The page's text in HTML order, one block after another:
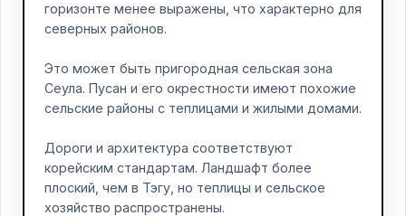
горизонте менее выражены, что характерно для
северных районов.
Это может быть пригородная сельская зона
Сеула. Пусан и его окрестности имеют похожие
сельские районы с теплицами и жилыми домами.
Дороги и архитектура соответствуют
корейским стандартам. Ландшафт более
плоский, чем в Тэгу, но теплицы и сельское
хозяйство распространены.